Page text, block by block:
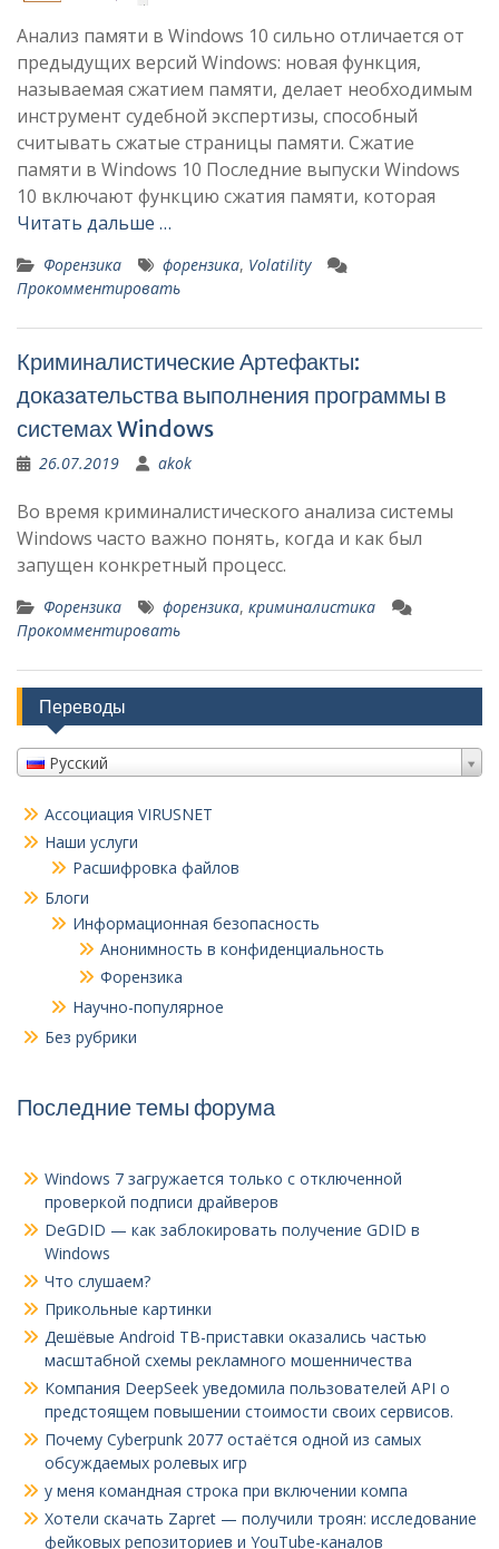
Анализ памяти в Windows 10 сильно отличается от
предыдущих версий Windows: новая функция,
называемая сжатием памяти, делает необходимым
инструмент судебной экспертизы, способный
считывать сжатые страницы памяти. Сжатие
памяти в Windows 10 Последние выпуски Windows
10 включают функцию сжатия памяти, которая
Читать дальше …
Форензика форензика, Volatility
Прокомментировать
Криминалистические Артефакты:
доказательства выполнения программы в
системах Windows
26.07.2019 akok
Во время криминалистического анализа системы
Windows часто важно понять, когда и как был
запущен конкретный процесс.
Форензика форензика, криминалистика
Прокомментировать
Переводы
Русский
Ассоциация VIRUSNET
Наши услуги
Расшифровка файлов
Блоги
Информационная безопасность
Анонимность в конфиденциальность
Форензика
Научно-популярное
Без рубрики
Последние темы форума
Windows 7 загружается только с отключенной
проверкой подписи драйверов
DeGDID — как заблокировать получение GDID в
Windows
Что слушаем?
Прикольные картинки
Дешёвые Android ТВ-приставки оказались частью
масштабной схемы рекламного мошенничества
Компания DeepSeek уведомила пользователей API о
предстоящем повышении стоимости своих сервисов.
Почему Cyberpunk 2077 остаётся одной из самых
обсуждаемых ролевых игр
у меня командная строка при включении компа
Хотели скачать Zapret — получили троян: исследование
фейковых репозиториев и YouTube-каналов